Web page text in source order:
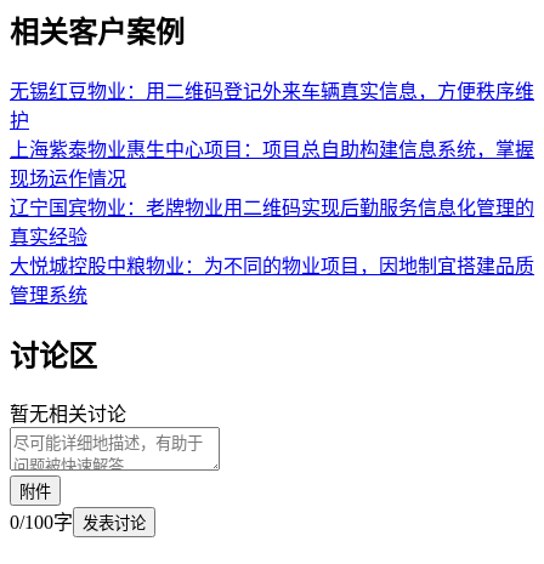
相关客户案例
无锡红豆物业 ： 用二维码登记外来车辆真实信息，方便秩序维
护
上海紫泰物业惠生中心项目 ： 项目总自助构建信息系统，掌握
现场运作情况
辽宁国宾物业 ： 老牌物业用二维码实现后勤服务信息化管理的
真实经验
大悦城控股中粮物业 ： 为不同的物业项目，因地制宜搭建品质
管理系统
讨论区
暂无相关讨论
附件
0/100字 发表讨论